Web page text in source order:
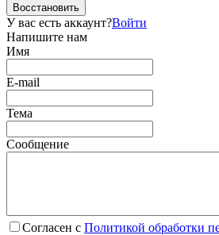
Восстановить
У вас есть аккаунт?Войти
Напишите нам
Имя
E-mail
Тема
Сообщение
Согласен с Политикой обработки